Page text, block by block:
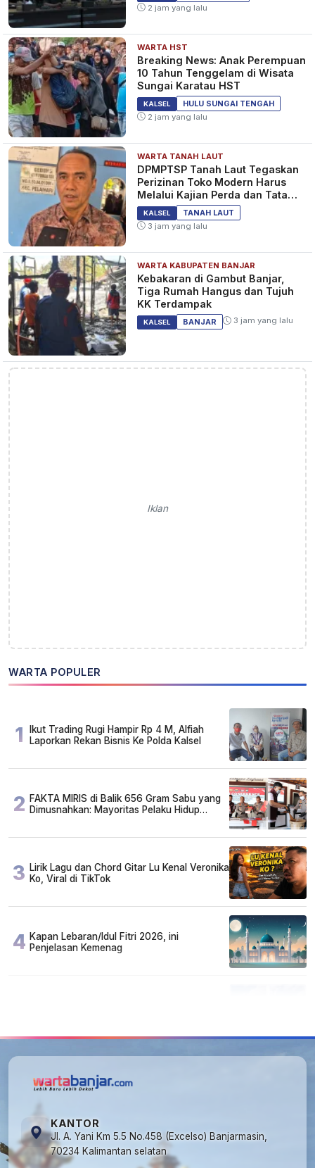
2 jam yang lalu
WARTA HST
Breaking News: Anak Perempuan
10 Tahun Tenggelam di Wisata
Sungai Karatau HST
KALSEL
HULU SUNGAI TENGAH
2 jam yang lalu
WARTA TANAH LAUT
DPMPTSP Tanah Laut Tegaskan
Perizinan Toko Modern Harus
Melalui Kajian Perda dan Tata
Ruang
KALSEL
TANAH LAUT
3 jam yang lalu
WARTA KABUPATEN BANJAR
Kebakaran di Gambut Banjar,
Tiga Rumah Hangus dan Tujuh
KK Terdampak
KALSEL BANJAR 3 jam yang lalu
Iklan
WARTA POPULER
1
Ikut Trading Rugi Hampir Rp 4 M, Alfiah
Laporkan Rekan Bisnis Ke Polda Kalsel
2 FAKTA MIRIS di Balik 656 Gram Sabu yang
Dimusnahkan: Mayoritas Pelaku Hidup
3 Lirik Lagu dan Chord Gitar Lu Kenal Veronika
Ko, Viral di TikTok
4 Kapan Lebaran/Idul Fitri 2026, ini
Penjelasan Kemenag
KANTOR
Jl. A. Yani Km 5.5 No.458 (Excelso) Banjarmasin,
70234 Kalimantan selatan